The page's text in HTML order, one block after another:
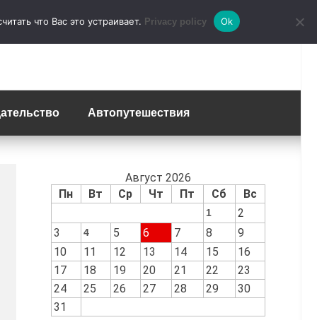
Автопутешествия
Август 2026
Пн
Вт Ср Чт Пт Сб Вс
1
2
3
4 5 6 7 8
9
10
11 12 13 14 15
16
17
18 19 20 21 22
23
24
25 26 27 28 29
30
31
что Вас это устраивает. Privacy policy Ok